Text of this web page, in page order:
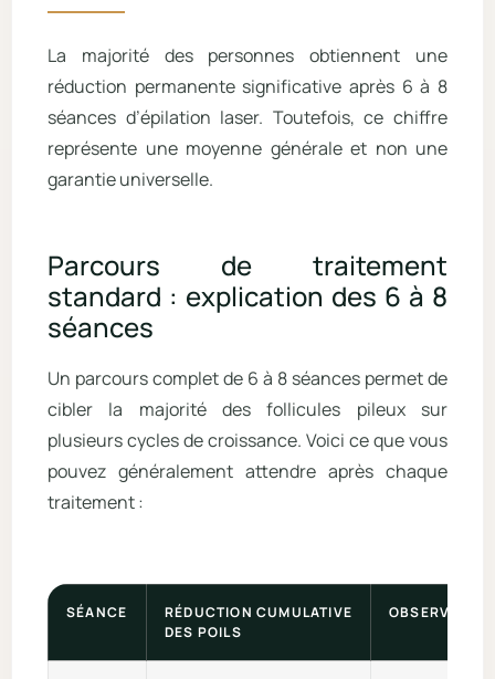
La majorité des personnes obtiennent une
réduction permanente significative après 6 à 8
séances d’épilation laser. Toutefois, ce chiffre
représente une moyenne générale et non une
garantie universelle.
Parcours de traitement
standard : explication des 6 à 8
séances
Un parcours complet de 6 à 8 séances permet de
cibler la majorité des follicules pileux sur
plusieurs cycles de croissance. Voici ce que vous
pouvez généralement attendre après chaque
traitement :
SÉANCE
RÉDUCTION CUMULATIVE
DES POILS